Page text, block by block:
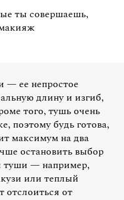
ты совершаешь,
— ее непростое
длину и изгиб,
того, тушь очень
поэтому будь готова,
максимум на два
остановить выбор
туши — например,
или теплый
отслоиться от